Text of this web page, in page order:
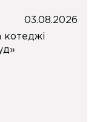
03.08.2026